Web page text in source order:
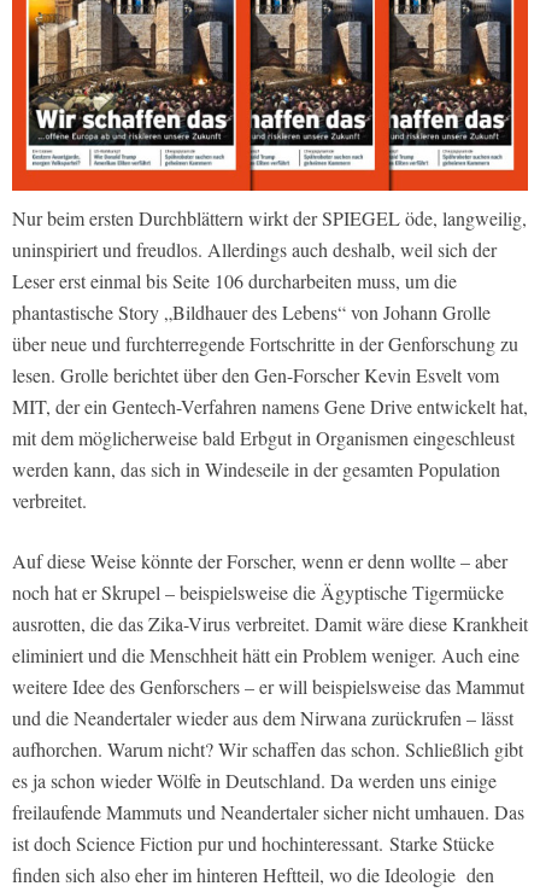
Nur beim ersten Durchblättern wirkt der SPIEGEL öde, langweilig,
uninspiriert und freudlos. Allerdings auch deshalb, weil sich der
Leser erst einmal bis Seite 106 durcharbeiten muss, um die
phantastische Story „Bildhauer des Lebens“ von Johann Grolle
über neue und furchterregende Fortschritte in der Genforschung zu
lesen. Grolle berichtet über den Gen-Forscher Kevin Esvelt vom
MIT, der ein Gentech-Verfahren namens Gene Drive entwickelt hat,
mit dem möglicherweise bald Erbgut in Organismen eingeschleust
werden kann, das sich in Windeseile in der gesamten Population
verbreitet.
Auf diese Weise könnte der Forscher, wenn er denn wollte – aber
noch hat er Skrupel – beispielsweise die Ägyptische Tigermücke
ausrotten, die das Zika-Virus verbreitet. Damit wäre diese Krankheit
eliminiert und die Menschheit hätt ein Problem weniger. Auch eine
weitere Idee des Genforschers – er will beispielsweise das Mammut
und die Neandertaler wieder aus dem Nirwana zurückrufen – lässt
aufhorchen. Warum nicht? Wir schaffen das schon. Schließlich gibt
es ja schon wieder Wölfe in Deutschland. Da werden uns einige
freilaufende Mammuts und Neandertaler sicher nicht umhauen. Das
ist doch Science Fiction pur und hochinteressant. Starke Stücke
finden sich also eher im hinteren Heftteil, wo die Ideologie den